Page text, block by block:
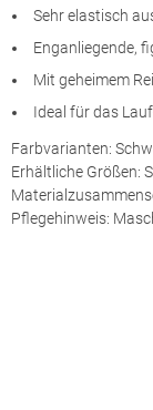
Sehr elastisch
Enganliegende,
Mit geheimem
Ideal für das
Farbvarianten:
Erhältliche Größen:
Pflegehinweis: